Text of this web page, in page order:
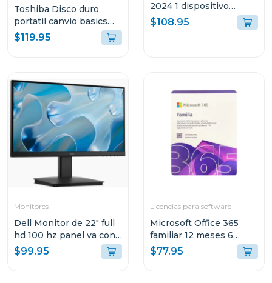
Toshiba Disco duro
portatil canvio basics
hdd de 2tb hdtb520xk
$119.95
2024 1 dispositivo
pc/mac permanente
$108.95
Monitores
Dell Monitor de 22" full
hd 100 hz panel va con
hdmi y vga
$99.95
Licencias para software
Microsoft Office 365
familiar 12 meses 6
dispositivos
$77.95